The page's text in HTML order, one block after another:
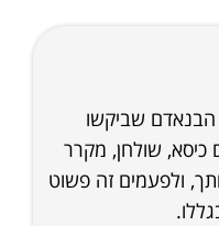
הבנאדם שביקשו
כיסא, שולחן, מקרר
ולפעמים זה פשוט